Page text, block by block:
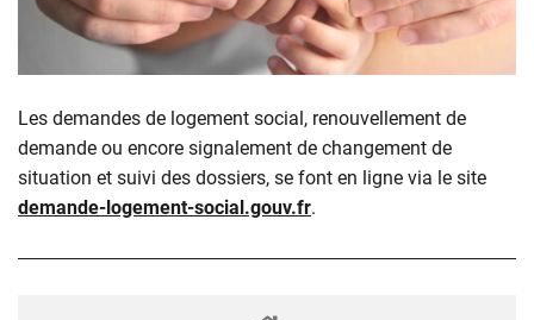
Les demandes de logement social, renouvellement de
demande ou encore signalement de changement de
situation et suivi des dossiers, se font en ligne via le site
demande-logement-social.gouv.fr.